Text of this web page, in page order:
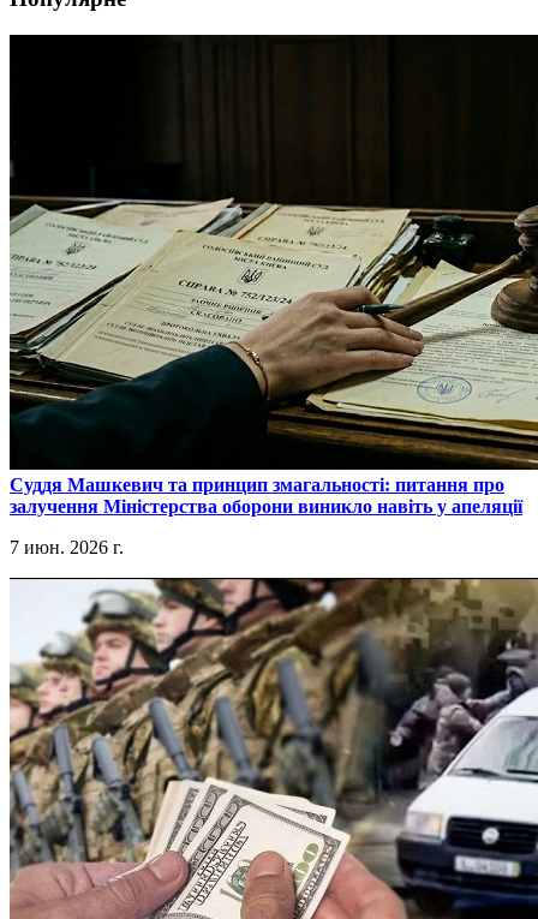
​Суддя Машкевич та принцип змагальності: питання про
залучення Міністерства оборони виникло навіть у апеляції
7 июн. 2026 г.